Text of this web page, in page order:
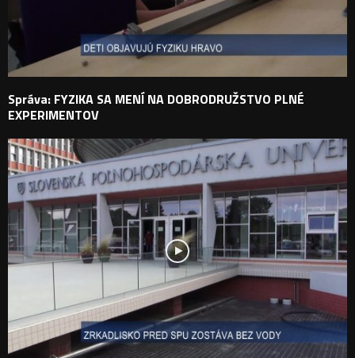
Správa: FYZIKA SA MENÍ NA DOBRODRUŽSTVO PLNÉ
EXPERIMENTOV